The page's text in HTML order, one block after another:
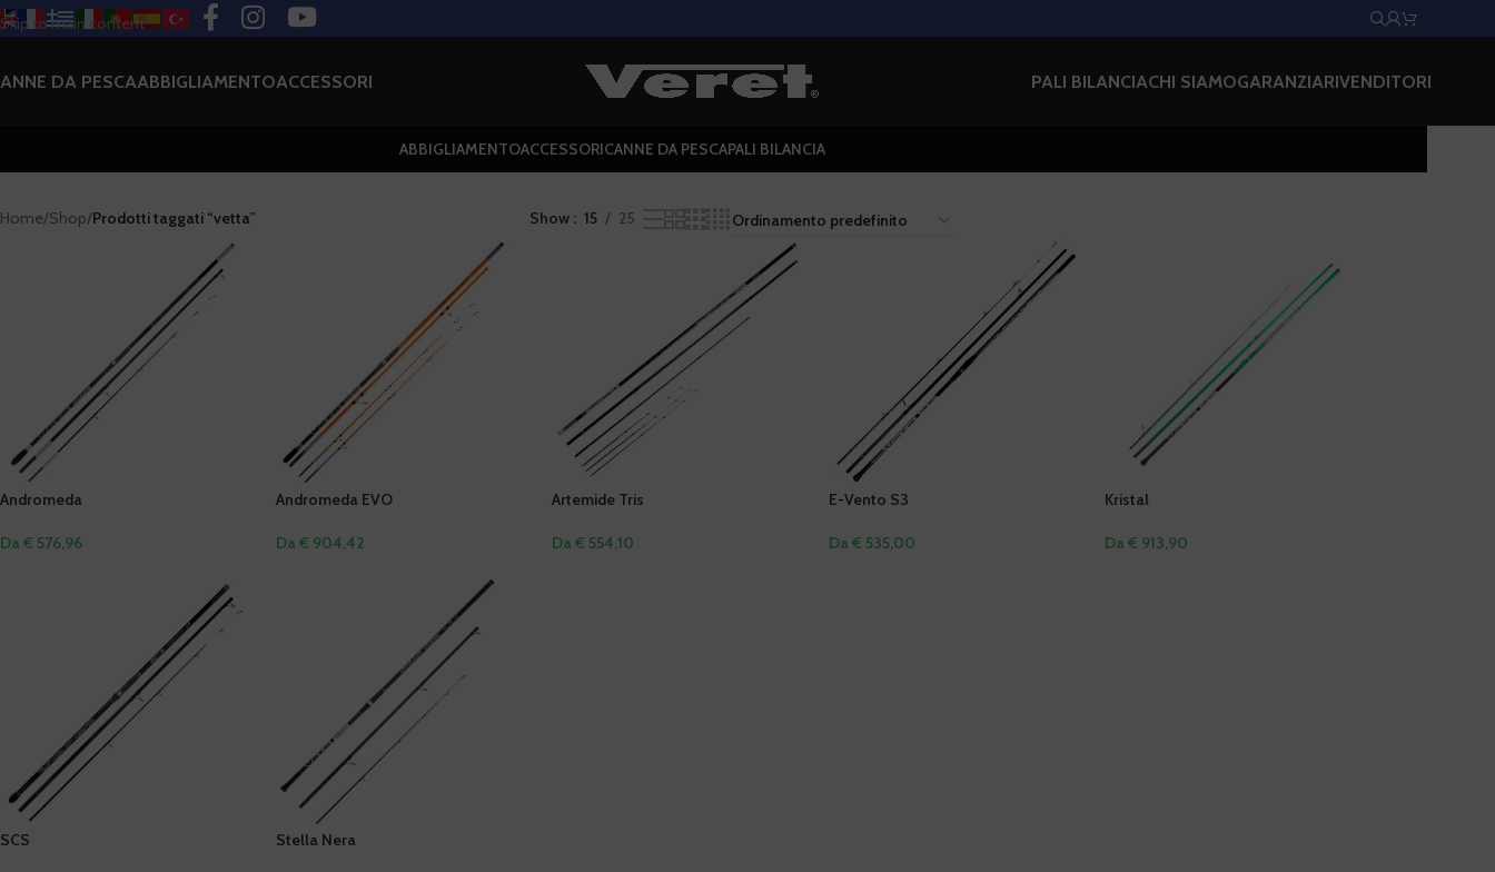
Skip to main content
DA PESCAABBIGLIAMENTOACCESSORI PALI BILANCIACHI SIAMOGARANZIARIVENDITORI
ABBIGLIAMENTOACCESSORICANNE DA PESCAPALI BILANCIA
Home/Shop/Prodotti taggati “vetta” Show 15 25
Andromeda
Da € 576,96
Andromeda EVO
Da € 904,42
Artemide Tris
Da € 554,10
E-Vento S3
Da € 535,00
Kristal
Da € 913,90
SCS Stella Nera